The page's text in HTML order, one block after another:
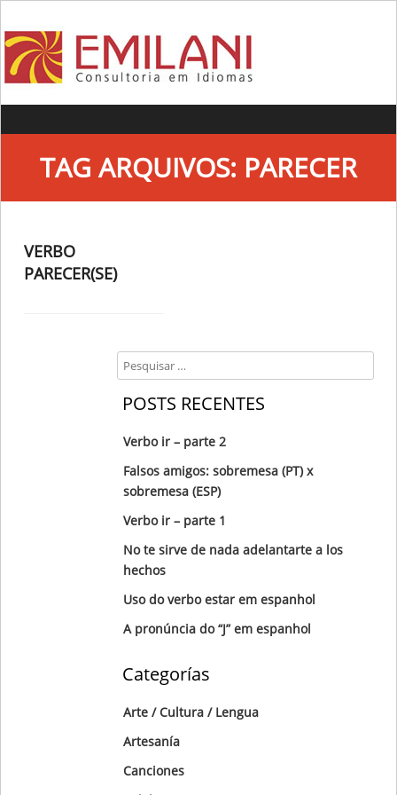
TAG ARQUIVOS: PARECER
VERBO
PARECER(SE)
Search
POSTS RECENTES
Verbo ir – parte 2
Falsos amigos: sobremesa (PT) x
sobremesa (ESP)
Verbo ir – parte 1
No te sirve de nada adelantarte a los
hechos
Uso do verbo estar em espanhol
A pronúncia do “J” em espanhol
Categorías
Arte / Cultura / Lengua
Artesanía
Canciones